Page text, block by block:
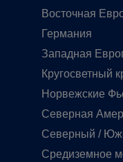
Восточная
Германия
Западная
Кругосветный
Норвежские
Северная
Северный /
Средиземное